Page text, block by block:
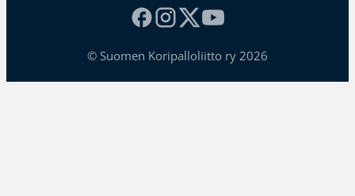
© Suomen Koripalloliitto ry 2026